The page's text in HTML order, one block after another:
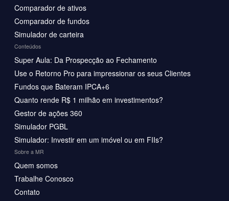
Comparador de ativos
Comparador de fundos
Simulador de carteira
Conteúdos
Super Aula: Da Prospecção ao Fechamento
Use o Retorno Pro para impressionar os seus Clientes
Fundos que Bateram IPCA+6
Quanto rende R$ 1 milhão em investimentos?
Gestor de ações 360
Simulador PGBL
Simulador: Investir em um imóvel ou em FIIs?
Sobre a MR
Quem somos
Trabalhe Conosco
Contato